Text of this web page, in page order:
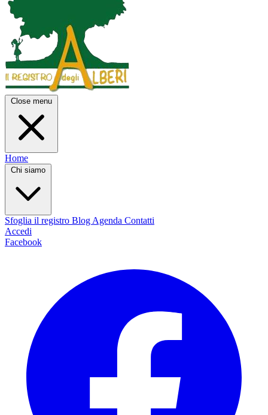
Close menu
Home
Chi siamo
Sfoglia il registro Blog Agenda Contatti
Accedi
Facebook